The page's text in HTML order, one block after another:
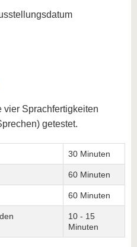
vier Sprachfertigkeiten
getestet.
30 Minuten
60 Minuten
60 Minuten
10 - 15
Minuten